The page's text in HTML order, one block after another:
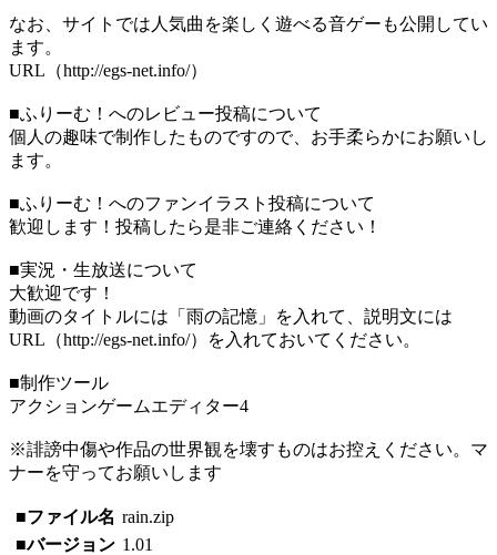
なお、サイトでは人気曲を楽しく遊べる音ゲーも公開してい
ます。
URL（http://egs-net.info/）
■ふりーむ！へのレビュー投稿について
個人の趣味で制作したものですので、お手柔らかにお願いし
ます。
■ふりーむ！へのファンイラスト投稿について
歓迎します！投稿したら是非ご連絡ください！
■実況・生放送について
大歓迎です！
動画のタイトルには「雨の記憶」を入れて、説明文には
URL（http://egs-net.info/）を入れておいてください。
■制作ツール
アクションゲームエディター4
※誹謗中傷や作品の世界観を壊すものはお控えください。マ
ナーを守ってお願いします
■ファイル名 rain.zip
■バージョン 1.01